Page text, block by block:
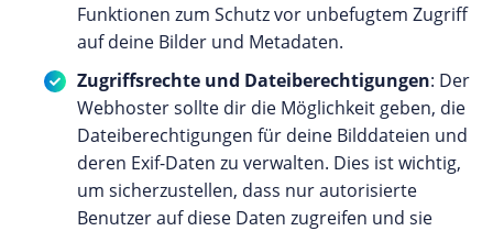
Funktionen zum Schutz vor unbefugtem Zugriff
auf deine Bilder und Metadaten.
Zugriffsrechte und Dateiberechtigungen: Der
Webhoster sollte dir die Möglichkeit geben, die
Dateiberechtigungen für deine Bilddateien und
deren Exif-Daten zu verwalten. Dies ist wichtig,
um sicherzustellen, dass nur autorisierte
Benutzer auf diese Daten zugreifen und sie